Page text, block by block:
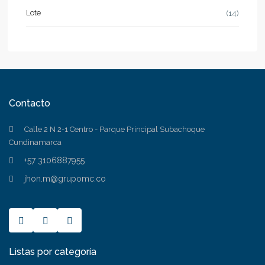
Lote (14)
Contacto
Calle 2 N 2-1 Centro - Parque Principal Subachoque
Cundinamarca
+57 3106887955
jhon.m@grupomc.co
Listas por categoría